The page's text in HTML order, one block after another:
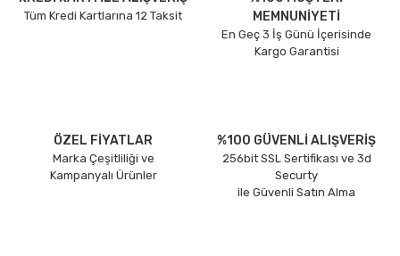
Tüm Kredi Kartlarına 12 Taksit
MEMNUNİYETİ
En Geç 3 İş Günü İçerisinde
Kargo Garantisi
ÖZEL FİYATLAR
Marka Çeşitliliği ve
Kampanyalı Ürünler
%100 GÜVENLİ ALIŞVERİŞ
256bit SSL Sertifikası ve 3d
Securty
ile Güvenli Satın Alma